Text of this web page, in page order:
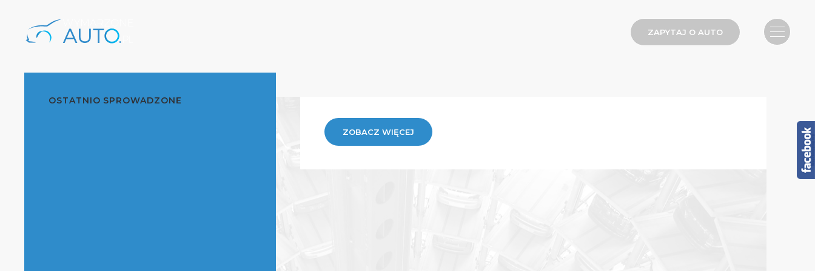
ZAPYTAJ O AUTO
OSTATNIO SPROWADZONE
ZOBACZ WIĘCEJ